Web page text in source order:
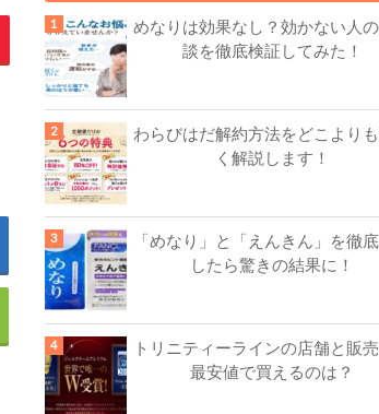
めなりは効果なし？効かない人
談を徹底検証してみた！
わらびはだ解約方法をどこより
く解説します！
「めなり」と「えんきん」を徹
したら驚きの結果に！
トリニティーラインの店舗と販売
最安値で買えるのは？